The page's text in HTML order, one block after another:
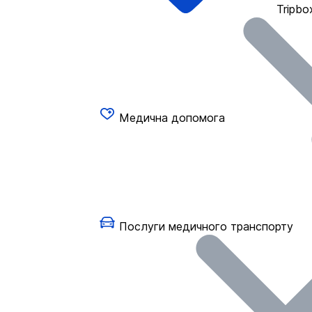
Медична допомога
Послуги медичного транспорту